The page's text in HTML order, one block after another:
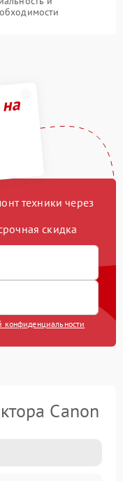
техники через
скидка
конфиденциальности
Canon